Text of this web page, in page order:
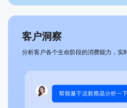
客户洞察
分析客户各个生命阶段的消费能力，实